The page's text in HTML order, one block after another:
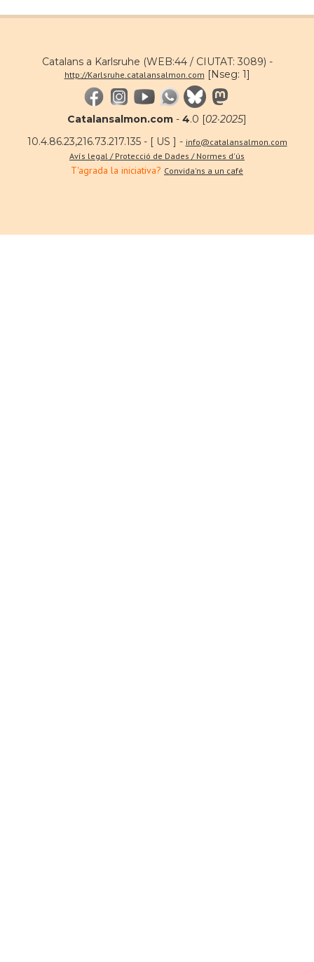
Catalans a Karlsruhe (WEB:44 / CIUTAT: 3089) -
http://Karlsruhe.catalansalmon.com [Nseg: 1]
Catalansalmon.com - 4.0 [02·2025]
10.4.86.23,216.73.217.135 - [ US ] - info@catalansalmon.com
Avís legal / Protecció de Dades / Normes d'ús
T'agrada la iniciativa? Convida'ns a un café